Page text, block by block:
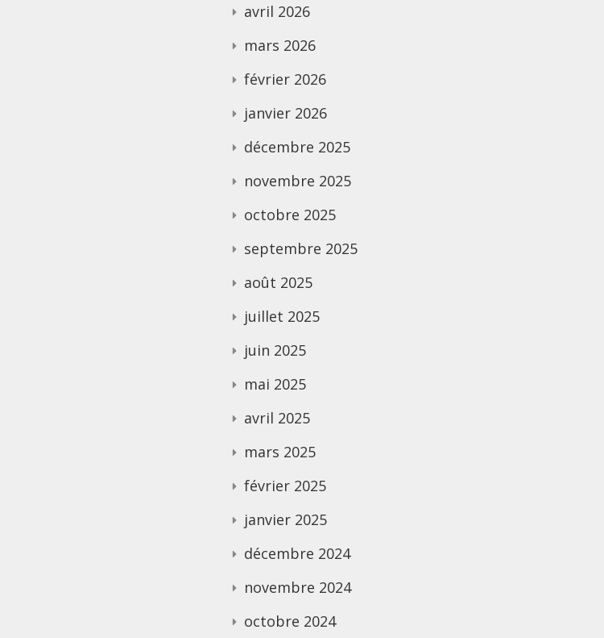
avril 2026
mars 2026
février 2026
janvier 2026
décembre 2025
novembre 2025
octobre 2025
septembre 2025
août 2025
juillet 2025
juin 2025
mai 2025
avril 2025
mars 2025
février 2025
janvier 2025
décembre 2024
novembre 2024
octobre 2024